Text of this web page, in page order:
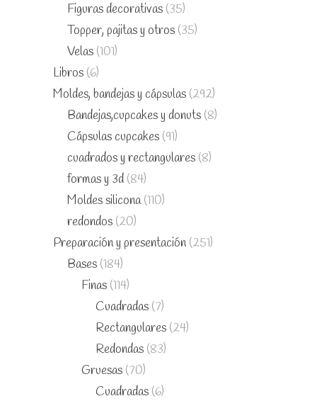
Figuras decorativas (35)
Topper, pajitas y otros (35)
Velas (101)
Libros (6)
Moldes, bandejas y cápsulas (292)
Bandejas,cupcakes y donuts (8)
Cápsulas cupcakes (91)
cuadrados y rectangulares (8)
formas y 3d (84)
Moldes silicona (110)
redondos (20)
Preparación y presentación (251)
Bases (184)
Finas (114)
Cuadradas (7)
Rectangulares (24)
Redondas (83)
Gruesas (70)
Cuadradas (6)